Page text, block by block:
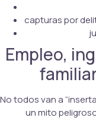
capturas por
Empleo,
No todos van a
un mito